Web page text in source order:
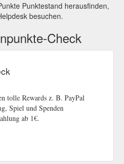
Punktestand herausfinden,
besuchen.
Check
tolle Rewards z. B. PayPal
Spiel und Spenden
ab 1€.